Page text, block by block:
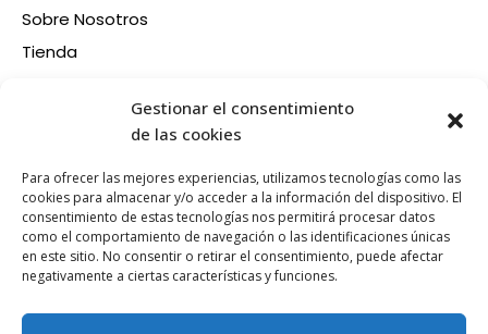
Gestionar el consentimiento
de las cookies
Para ofrecer las mejores experiencias, utilizamos tecnologías como las
cookies para almacenar y/o acceder a la información del dispositivo. El
consentimiento de estas tecnologías nos permitirá procesar datos
como el comportamiento de navegación o las identificaciones únicas
en este sitio. No consentir o retirar el consentimiento, puede afectar
negativamente a ciertas características y funciones.
Sobre Nosotros
Tienda
Información
Condiciones de compra
Política de devoluciones y reembolsos
Política de cookies
Síganos en nuestras RRSS
a - i n